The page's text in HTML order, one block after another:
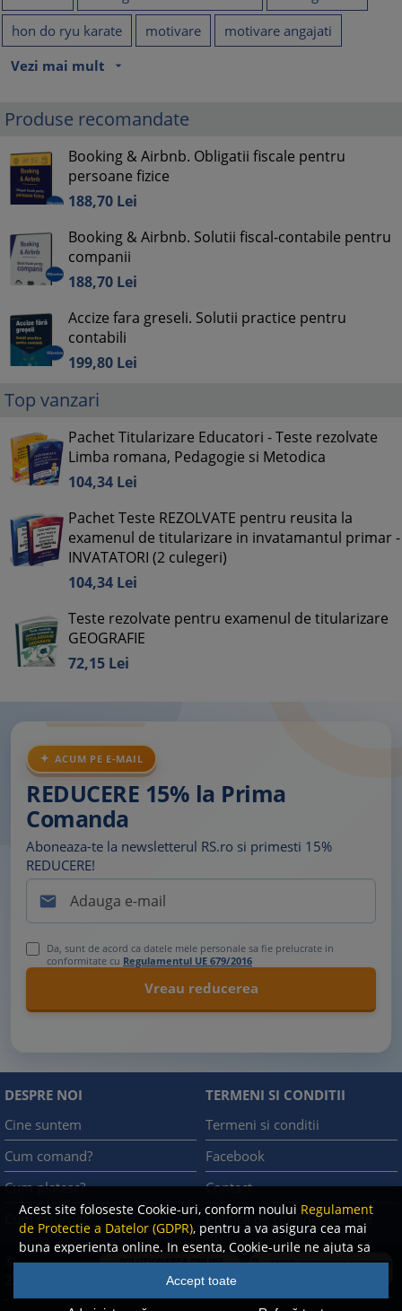
Acest site foloseste Cookie-uri, conform noului Regulament
de Protectie a Datelor (GDPR), pentru a va asigura cea mai
buna experienta online. In esenta, Cookie-urile ne ajuta sa
imbunatatim continutul de pe site, oferindu-va dvs.,
cititorul, o experienta online personalizata si mult mai
rapida. Ele sunt folosite doar de site-ul nostru si partenerii
Accept toate
hon do ryu karate
motivare
motivare angajati
Vezi mai mult
arrow_drop_down
Produse recomandate
Booking & Airbnb. Obligatii fiscale pentru
persoane fizice
188,70 Lei
Booking & Airbnb. Solutii fiscal-contabile pentru
companii
188,70 Lei
Accize fara greseli. Solutii practice pentru
contabili
199,80 Lei
Top vanzari
Pachet Titularizare Educatori - Teste rezolvate
Limba romana, Pedagogie si Metodica
104,34 Lei
Pachet Teste REZOLVATE pentru reusita la
examenul de titularizare in invatamantul primar -
INVATATORI (2 culegeri)
104,34 Lei
Teste rezolvate pentru examenul de titularizare
GEOGRAFIE
72,15 Lei
ACUM PE E-MAIL
REDUCERE 15% la Prima
Comanda
Aboneaza-te la newsletterul RS.ro si primesti 15%
REDUCERE!

Da, sunt de acord ca datele mele personale sa fie prelucrate in
conformitate cu Regulamentul UE 679/2016
DESPRE NOI
Cine suntem
Cum comand?
Cum platesc?
Cum returnez
TERMENI SI CONDITII
Termeni si conditii
Facebook
Contact
Politica de confidentialitate
©